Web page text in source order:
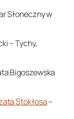
Słoneczny w
– Tychy,
Bigoszewska
Stokłosa–